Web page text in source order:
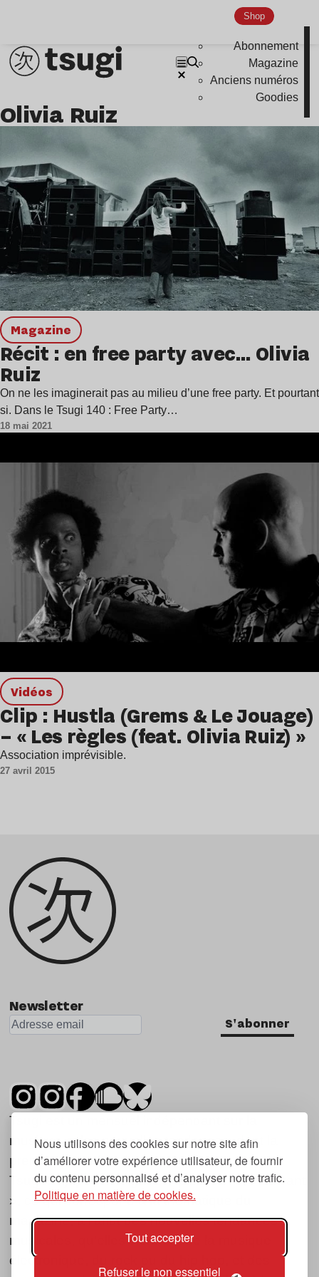
Nous utilisons des cookies sur notre site afin
d’améliorer votre expérience utilisateur, de fournir
du contenu personnalisé et d’analyser notre trafic.
Politique en matière de cookies.
Tout accepter
Refuser le non essentiel
Shop
Abonnement
Magazine
Anciens numéros
Goodies
Olivia Ruiz
magazine
Récit : en free party avec… Olivia
Ruiz
On ne les imaginerait pas au milieu d’une free party. Et pourtant
si. Dans le Tsugi 140 : Free Party…
18 mai 2021
Vidéos
Clip : Hustla (Grems & Le Jouage)
– « Les règles (feat. Olivia Ruiz) »
Association imprévisible.
27 avril 2015
Newsletter
S'abonner
Tsugi est un mensuel indépendant sur la
musique et les nouvelles tendances, dont la
première parution date de 2007.
Tsugi en japonais signifie « prochain », « suivant
», ce qui correspond à la thématique du
magazine, à l’affût des nouvelles tendances
musicales, qu’elles viennent de la musique
électronique, du rock ou du hip hop, et des